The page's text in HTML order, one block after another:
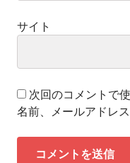
サイト
次回のコメントで
名前、メールアドレ